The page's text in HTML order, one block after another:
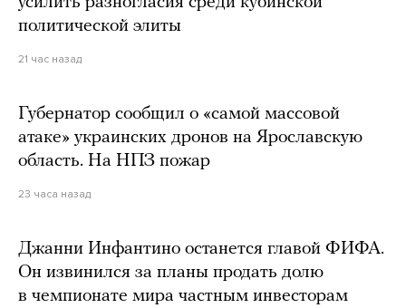
политической элиты
21 час назад
Губернатор сообщил о «самой массовой
атаке» украинских дронов на Ярославскую
область. На НПЗ пожар
23 часа назад
Джанни Инфантино останется главой ФИФА.
Он извинился за планы продать долю
в чемпионате мира частным инвесторам